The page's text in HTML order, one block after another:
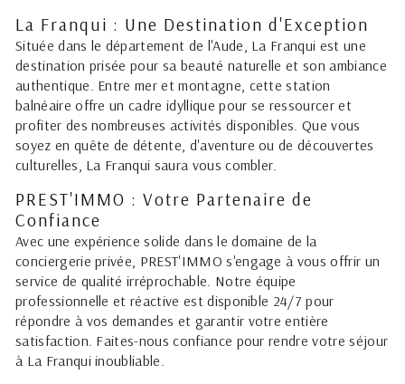
La Franqui : Une Destination d'Exception
Située dans le département de l'Aude, La Franqui est une
destination prisée pour sa beauté naturelle et son ambiance
authentique. Entre mer et montagne, cette station
balnéaire offre un cadre idyllique pour se ressourcer et
profiter des nombreuses activités disponibles. Que vous
soyez en quête de détente, d'aventure ou de découvertes
culturelles, La Franqui saura vous combler.
PREST'IMMO : Votre Partenaire de
Confiance
Avec une expérience solide dans le domaine de la
conciergerie privée, PREST'IMMO s'engage à vous offrir un
service de qualité irréprochable. Notre équipe
professionnelle et réactive est disponible 24/7 pour
répondre à vos demandes et garantir votre entière
satisfaction. Faites-nous confiance pour rendre votre séjour
à La Franqui inoubliable.